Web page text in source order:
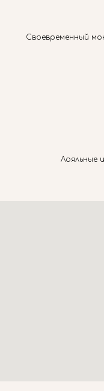
Своевременный
Лояльные